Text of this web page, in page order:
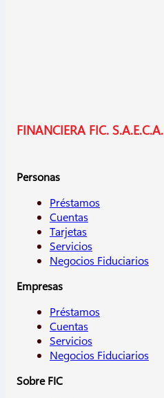
FINANCIERA FIC. S.A.E.C.A.
Personas
Préstamos
Cuentas
Tarjetas
Servicios
Negocios Fiduciarios
Empresas
Préstamos
Cuentas
Servicios
Negocios Fiduciarios
Sobre FIC